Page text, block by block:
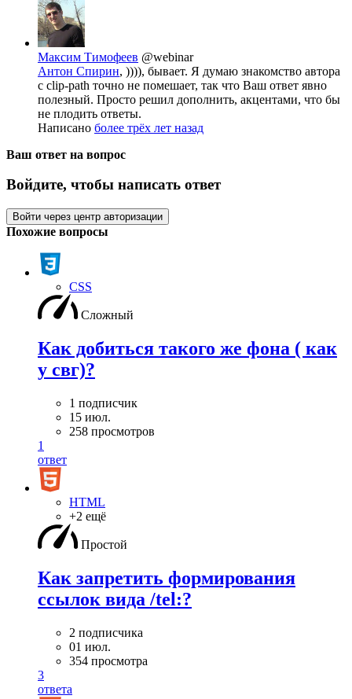
Максим Тимофеев @webinar
Антон Спирин, )))), бывает. Я думаю знакомство автора
с clip-path точно не помешает, так что Ваш ответ явно
полезный. Просто решил дополнить, акцентами, что бы
не плодить ответы.
Написано более трёх лет назад
Ваш ответ на вопрос
Войдите, чтобы написать ответ
Войти через центр авторизации
Похожие вопросы
CSS
Сложный
Как добиться такого же фона ( как
у свг)?
1 подписчик
15 июл.
258 просмотров
1
ответ
HTML
+2 ещё
Простой
Как запретить формирования
ссылок вида /tel:?
2 подписчика
01 июл.
354 просмотра
3
ответа